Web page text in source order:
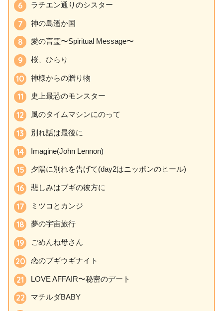
ラチエン通りのシスター
神の島遥か国
愛の言霊〜Spiritual Message〜
桜、ひらり
神様からの贈り物
史上最恐のモンスター
風のタイムマシンにのって
別れ話は最後に
Imagine(John Lennon)
夕陽に別れを告げて(day2はニッポンのヒール)
悲しみはブギの彼方に
ミツコとカンジ
夢の宇宙旅行
ごめんね母さん
恋のブギウギナイト
LOVE AFFAIR〜秘密のデート
マチルダBABY